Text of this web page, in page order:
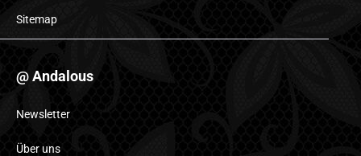
Sitemap
@ Andalous
Newsletter
Über uns